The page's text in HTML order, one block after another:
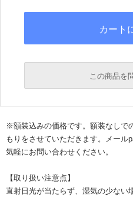
この商品を
必須
※額装込みの価格です。額装なしで
もりをさせていただきます。
メール
気軽にお問い合わせください。
【取り扱い注意点】
直射日光が当たらず、湿気の少ない